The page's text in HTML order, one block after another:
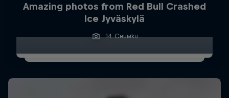
Amazing photos from Red Bull Crashed
Ice Jyväskylä
14 Снимки